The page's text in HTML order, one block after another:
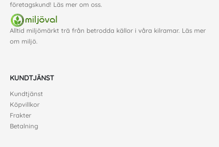
företagskund! Läs mer om oss.
Alltid miljömärkt trä från betrodda källor i våra kilramar. Läs mer
om miljö.
KUNDTJÄNST
Kundtjänst
Köpvillkor
Frakter
Betalning